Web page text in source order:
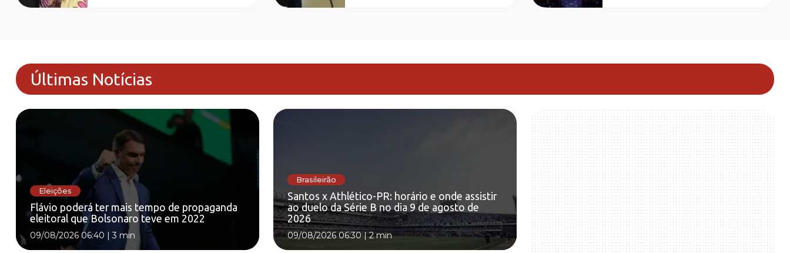
Últimas Notícias
Eleições
Flávio poderá ter mais tempo de propaganda
eleitoral que Bolsonaro teve em 2022
09/08/2026 06:40 |3 min
Brasileirão
Santos x Athlético-PR: horário e onde assistir
ao duelo da Série B no dia 9 de agosto de
2026
09/08/2026 06:30 |2 min